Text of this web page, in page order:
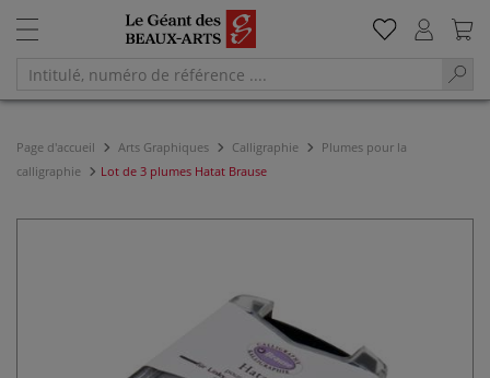
Page d'accueil Arts Graphiques Calligraphie
Plumes pour la
calligraphie
Lot de 3 plumes Hatat Brause